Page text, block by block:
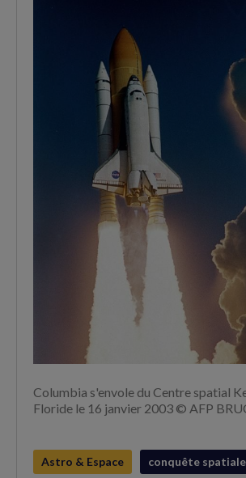
Agrandir
Columbia s'envole du Centre spatial
Floride le 16 janvier 2003 © AFP
Astro & Espace conquête spatiale